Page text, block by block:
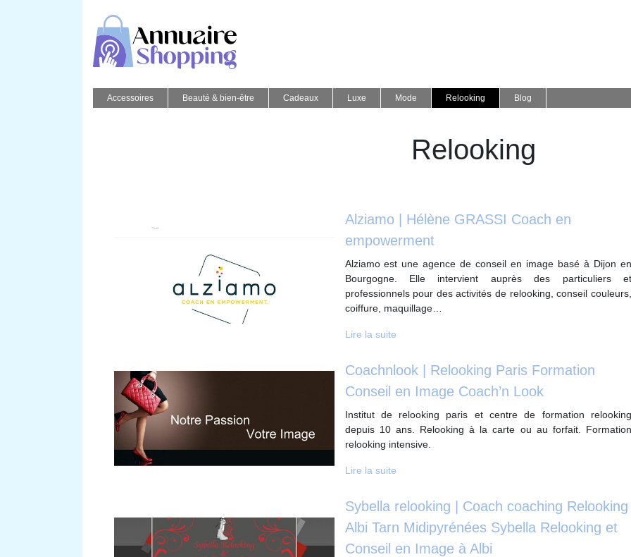
Accessoires Beauté & bien-être Cadeaux Luxe Mode Relooking Blog
Relooking
Alziamo | Hélène GRASSI Coach en
empowerment
Alziamo est une agence de conseil en image basé à Dijon en
Bourgogne. Elle intervient auprès des particuliers et
professionnels pour des activités de relooking, conseil couleurs,
coiffure, maquillage…
Lire la suite
Coachnlook | Relooking Paris Formation
Conseil en Image Coach’n Look
Institut de relooking paris et centre de formation relooking
depuis 10 ans. Relooking à la carte ou au forfait. Formation
relooking intensive.
Lire la suite
Sybella relooking | Coach coaching Relooking
Albi Tarn Midipyrénées Sybella Relooking et
Conseil en Image à Albi